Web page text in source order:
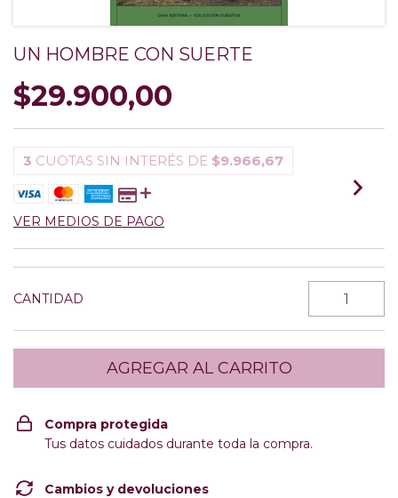
UN HOMBRE CON SUERTE
$29.900,00
3 CUOTAS SIN INTERÉS DE $9.966,67
VER MEDIOS DE PAGO
CANTIDAD
Compra protegida
Tus datos cuidados durante toda la compra.
Cambios y devoluciones